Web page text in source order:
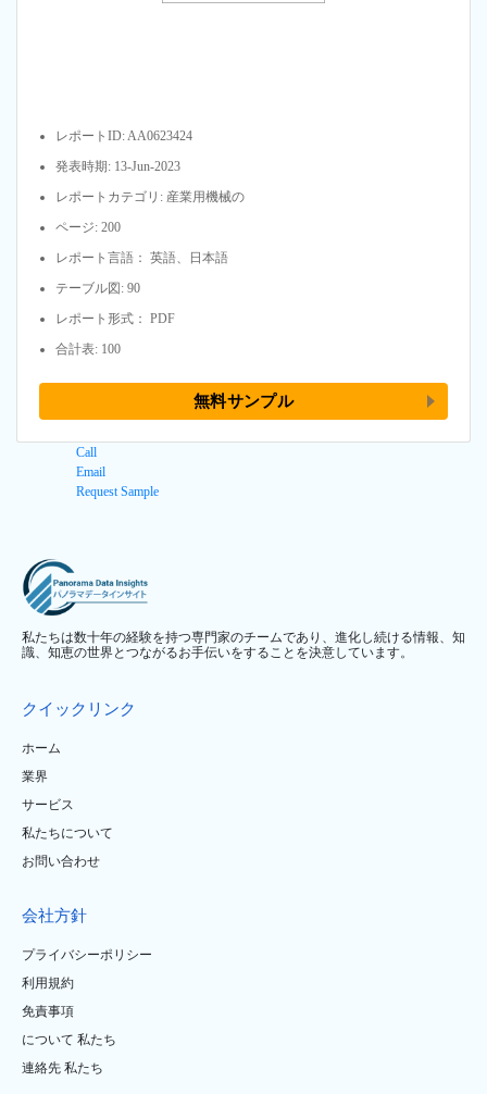
レポートID: AA0623424
発表時期: 13-Jun-2023
レポートカテゴリ: 産業用機械の
ページ: 200
レポート言語： 英語、日本語
テーブル図: 90
レポート形式： PDF
合計表: 100
無料サンプル
Call
Email
Request Sample
私たちは数十年の経験を持つ専門家のチームであり、進化し続ける情報、知
識、知恵の世界とつながるお手伝いをすることを決意しています。
クイックリンク
ホーム
業界
サービス
私たちについて
お問い合わせ
会社方針
プライバシーポリシー
利用規約
免責事項
について 私たち
連絡先 私たち